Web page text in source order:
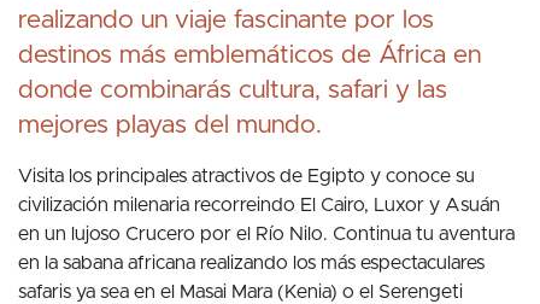
realizando un viaje fascinante por los
destinos más emblemáticos de África en
donde combinarás cultura, safari y las
mejores playas del mundo.
Visita los principales atractivos de Egipto y conoce su
civilización milenaria recorreindo El Cairo, Luxor y Asuán
en un lujoso Crucero por el Río Nilo. Continua tu aventura
en la sabana africana realizando los más espectaculares
safaris ya sea en el Masai Mara (Kenia) o el Serengeti